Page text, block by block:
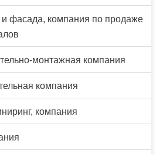
и фасада, компания по продаже
монтажная компания
компания
компания